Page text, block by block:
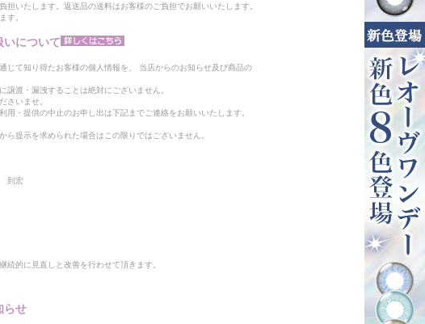
担いたします。返送品の送料はお客様のご負担でお願いいたします。
す。
いについて
じて知り得たお客様の個人情報を、 当店からのお知らせ及び商品の
譲渡・漏洩することは絶対にございません。
さいませ。
用・提供の中止のお申し出は下記までご連絡をお願いいたします。
ら提示を求められた場合はこの限りではございません。
到宏
続的に見直しと改善を行わせて頂きます。
らせ